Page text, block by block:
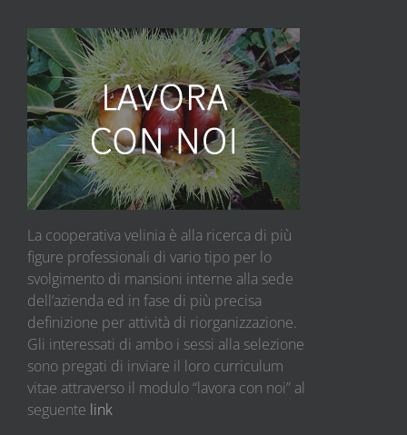
La cooperativa velinia è alla ricerca di più
figure professionali di vario tipo per lo
svolgimento di mansioni interne alla sede
dell’azienda ed in fase di più precisa
definizione per attività di riorganizzazione.
Gli interessati di ambo i sessi alla selezione
sono pregati di inviare il loro curriculum
vitae attraverso il modulo “lavora con noi” al
seguente link